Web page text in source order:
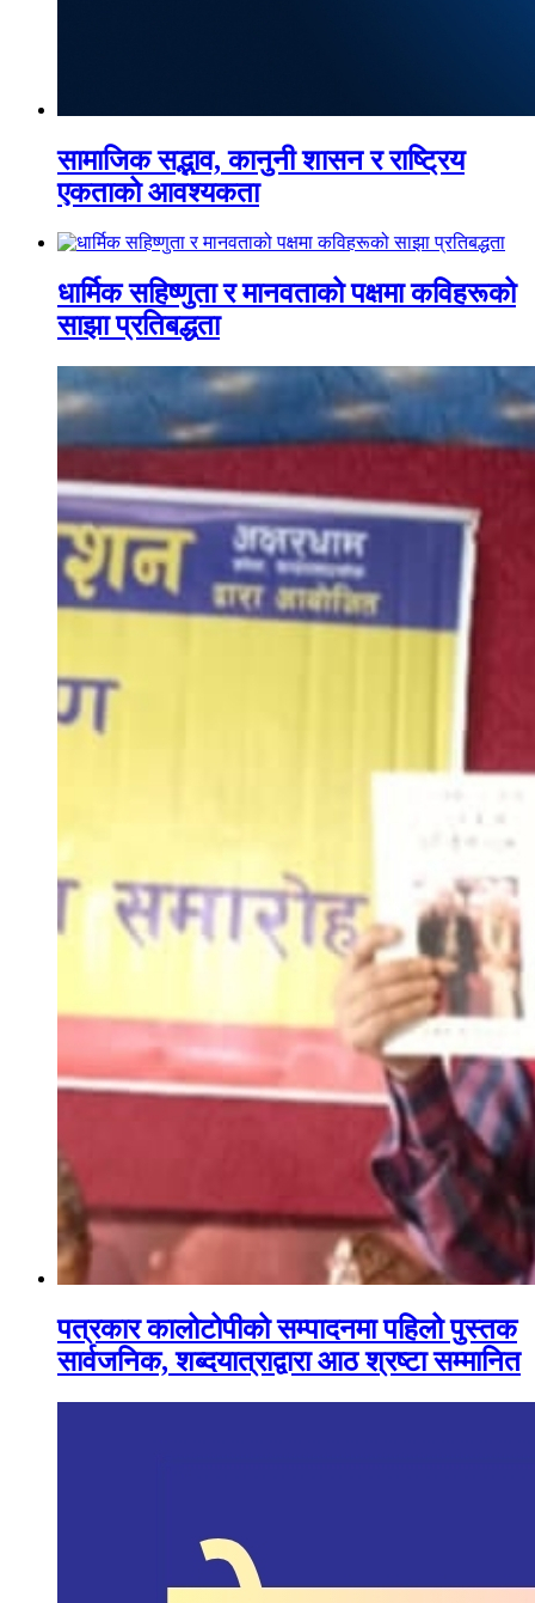
सामाजिक सद्भाव, कानुनी शासन र राष्ट्रिय
एकताको आवश्यकता
धार्मिक सहिष्णुता र मानवताको पक्षमा कविहरूको
साझा प्रतिबद्धता
पत्रकार कालोटोपीको सम्पादनमा पहिलो पुस्तक
सार्वजनिक, शब्दयात्राद्वारा आठ श्रष्टा सम्मानित